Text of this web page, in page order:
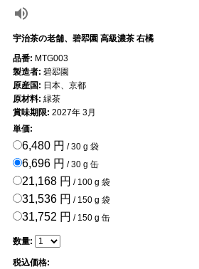
宇治茶の老舗、碧翆園 高級濃茶 右橘
品番: MTG003
製造者: 碧翆園
原産国: 日本、京都
原材料: 緑茶
賞味期限: 2027年 3月
単価:
6,480 円 / 30 g 袋
6,696 円 / 30 g 缶
21,168 円 / 100 g 袋
31,536 円 / 150 g 袋
31,752 円 / 150 g 缶
数量:
税込価格: